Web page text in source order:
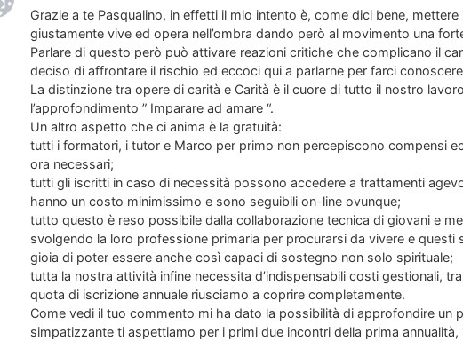
Grazie a te Pasqualino, in effetti il mio intento è, come dici bene,
giustamente vive ed opera nell’ombra dando però al movimento una
Parlare di questo però può attivare reazioni critiche che complicano il
deciso di affrontare il rischio ed eccoci qui a parlarne per farci
La distinzione tra opere di carità e Carità è il cuore di tutto il nostro
l’approfondimento ” Imparare ad amare “.
Un altro aspetto che ci anima è la gratuità:
tutti i formatori, i tutor e Marco per primo non percepiscono compensi
ora necessari;
tutti gli iscritti in caso di necessità possono accedere a trattamenti
hanno un costo minimissimo e sono seguibili on-line ovunque;
tutto questo è reso possibile dalla collaborazione tecnica di giovani e
svolgendo la loro professione primaria per procurarsi da vivere e questi
gioia di poter essere anche così capaci di sostegno non solo spirituale;
tutta la nostra attività infine necessita d’indispensabili costi gestionali,
quota di iscrizione annuale riusciamo a coprire completamente.
Come vedi il tuo commento mi ha dato la possibilità di approfondire un
simpatizzante ti aspettiamo per i primi due incontri della prima annualità,